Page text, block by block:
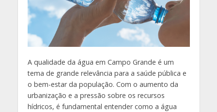
A qualidade da água em Campo Grande é um
tema de grande relevância para a saúde pública e
o bem-estar da população. Com o aumento da
urbanização e a pressão sobre os recursos
hídricos, é fundamental entender como a água